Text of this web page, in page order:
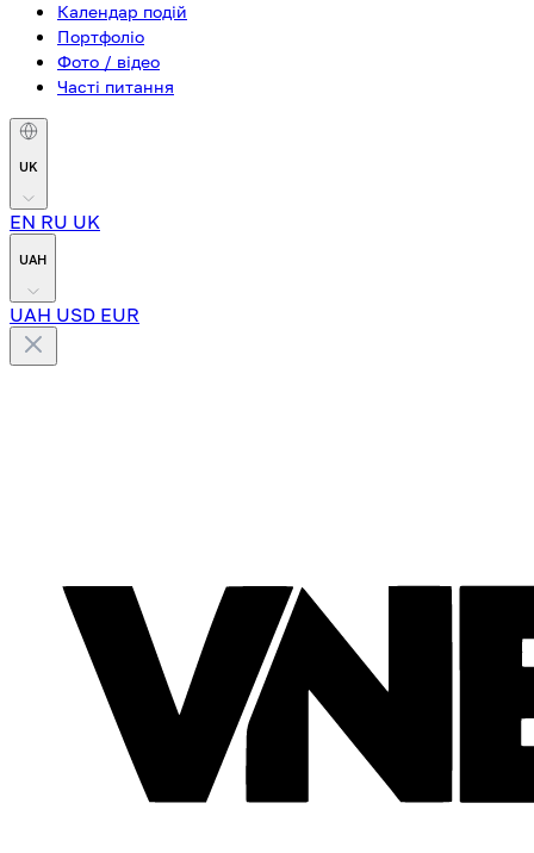
Календар подій
Портфоліо
Фото / відео
Часті питання
UK
EN RU UK
UAH
UAH USD EUR